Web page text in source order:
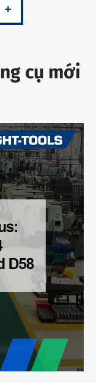
+
cụ mới